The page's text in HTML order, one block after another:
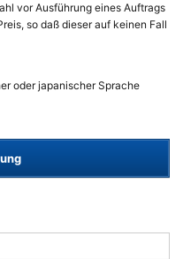
vor Ausführung eines Auftrags
so daß dieser auf keinen Fall
oder japanischer Sprache